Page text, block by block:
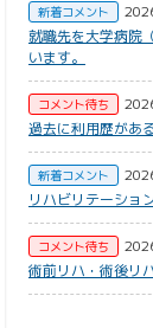
新着コメント
就職先を大学病院
います。
コメント待ち
過去に利用歴があ
新着コメント
リハビリテーショ
コメント待ち
術前リハ・術後リ